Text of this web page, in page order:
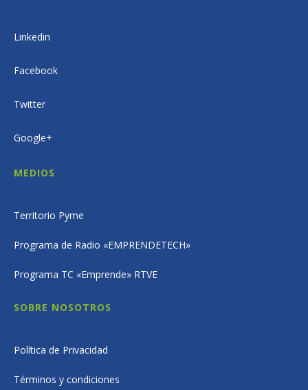
Linkedin
Facebook
Twitter
Google+
MEDIOS
Territorio Pyme
Programa de Radio «EMPRENDETECH»
Programa TC «Emprende» RTVE
SOBRE NOSOTROS
Política de Privacidad
Términos y condiciones